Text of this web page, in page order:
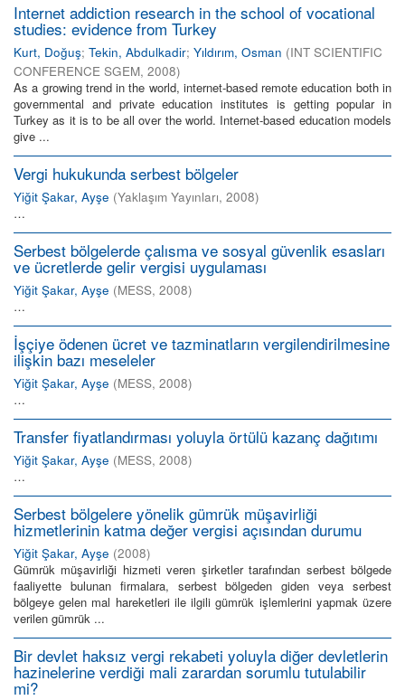
Internet addiction research in the school of vocational
studies: evidence from Turkey
Kurt, Doğuş; Tekin, Abdulkadir; Yıldırım, Osman (INT SCIENTIFIC
CONFERENCE SGEM, 2008)
As a growing trend in the world, internet-based remote education both in
governmental and private education institutes is getting popular in
Turkey as it is to be all over the world. Internet-based education models
give ...
Vergi hukukunda serbest bölgeler
Yiğit Şakar, Ayşe (Yaklaşım Yayınları, 2008)
…
Serbest bölgelerde çalısma ve sosyal güvenlik esasları
ve ücretlerde gelir vergisi uygulaması
Yiğit Şakar, Ayşe (MESS, 2008)
…
İşçiye ödenen ücret ve tazminatların vergilendirilmesine
ilişkin bazı meseleler
Yiğit Şakar, Ayşe (MESS, 2008)
…
Transfer fiyatlandırması yoluyla örtülü kazanç dağıtımı
Yiğit Şakar, Ayşe (MESS, 2008)
…
Serbest bölgelere yönelik gümrük müşavirliği
hizmetlerinin katma değer vergisi açısından durumu
Yiğit Şakar, Ayşe (2008)
Gümrük müşavirliği hizmeti veren şirketler tarafından serbest bölgede
faaliyette bulunan firmalara, serbest bölgeden giden veya serbest
bölgeye gelen mal hareketleri ile ilgili gümrük işlemlerini yapmak üzere
verilen gümrük ...
Bir devlet haksız vergi rekabeti yoluyla diğer devletlerin
hazinelerine verdiği mali zarardan sorumlu tutulabilir
mi?